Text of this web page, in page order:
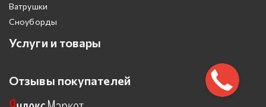
Ватрушки
Сноуборды
Услуги и товары
Отзывы покупателей